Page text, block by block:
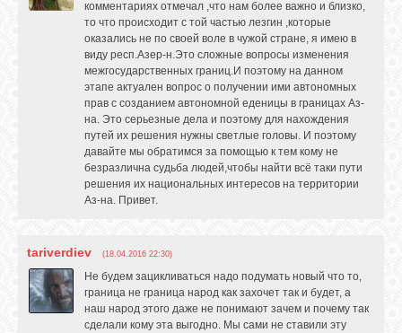
комментариях отмечал ,что нам более важно и близко,
то что происходит с той частью лезгин ,которые
оказались не по своей воле в чужой стране, я имею в
виду респ.Азер-н.Это сложные вопросы изменения
межгосударственных границ.И поэтому на данном
этапе актуален вопрос о получении ими автономных
прав с созданием автономной еденицы в границах Аз-
на. Это серьезные дела и поэтому для нахождения
путей их решения нужны светлые головы. И поэтому
давайте мы обратимся за помощью к тем кому не
безразлична судьба людей,чтобы найти всё таки пути
решения их национальных интересов на территории
Аз-на. Привет.
tariverdiev (18.04.2016 22:30)
Не будем зацикливаться надо подумать новый что то,
граница не граница народ как захочет так и будет, а
наш народ этого даже не понимают зачем и почему так
сделали кому эта выгодно. Мы сами не ставили эту